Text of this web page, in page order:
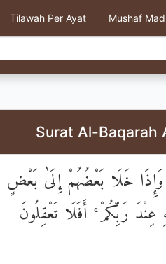
Tilawah Per Ayat Mushaf
Surat Al-Baqarah
وَإِذَا خَلَا بَعْضُهُمْ إِلَىٰ بَعْضٍ
عِنْدَ رَبِّكُمْ ۚ أَفَلَا تَعْقِلُونَ